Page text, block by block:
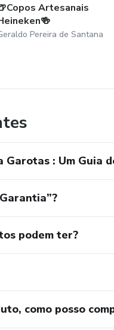
Artesanais
Pereira de Santana
: Um Guia
podem ter?
como posso